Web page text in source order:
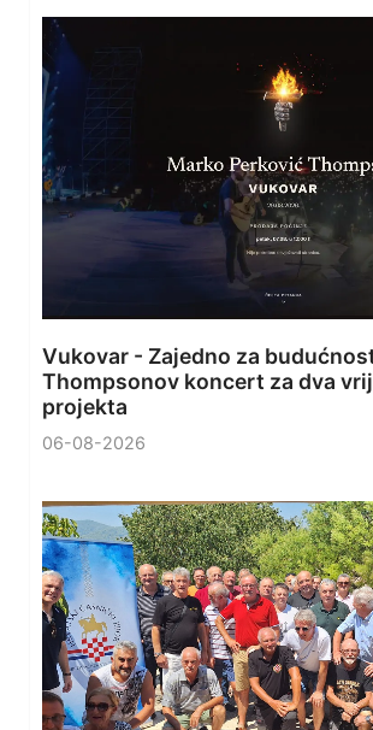
Vukovar - Zajedno za
Thompsonov koncert za dva
projekta
06-08-2026